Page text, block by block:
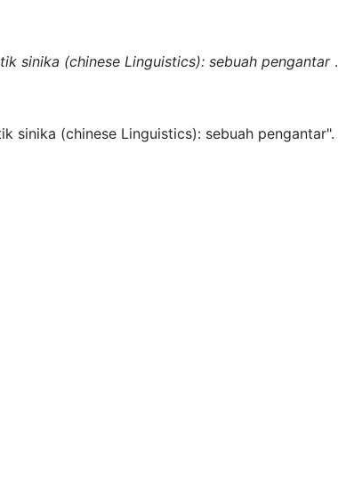
sinika (chinese Linguistics): sebuah pengantar.
sinika (chinese Linguistics): sebuah pengantar".